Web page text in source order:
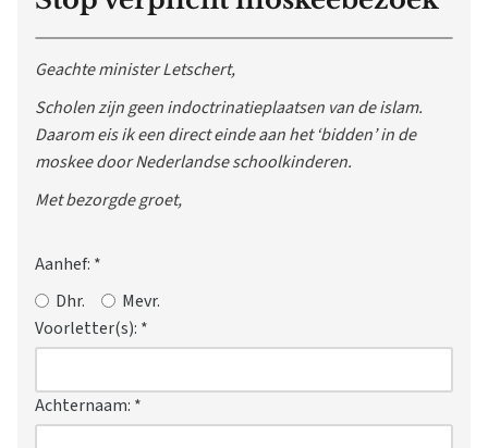
Geachte minister Letschert,
Scholen zijn geen indoctrinatieplaatsen van de islam.
Daarom eis ik een direct einde aan het ‘bidden’ in de
moskee door Nederlandse schoolkinderen.
Met bezorgde groet,
Aanhef: *
Dhr.
Mevr.
Voorletter(s): *
Achternaam: *